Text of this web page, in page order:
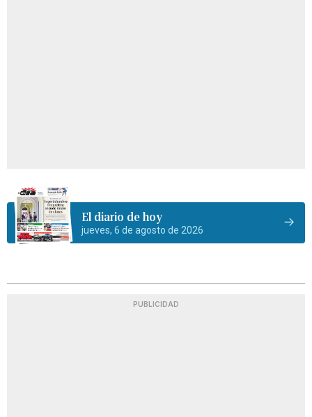
El diario de hoy
jueves, 6 de agosto de 2026
PUBLICIDAD